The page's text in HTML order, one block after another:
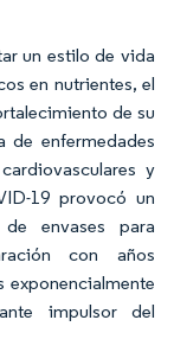
un estilo de vida
en nutrientes, el
de su
de enfermedades
y
19 provocó un
envases para
con años
exponencialmente
impulsor del